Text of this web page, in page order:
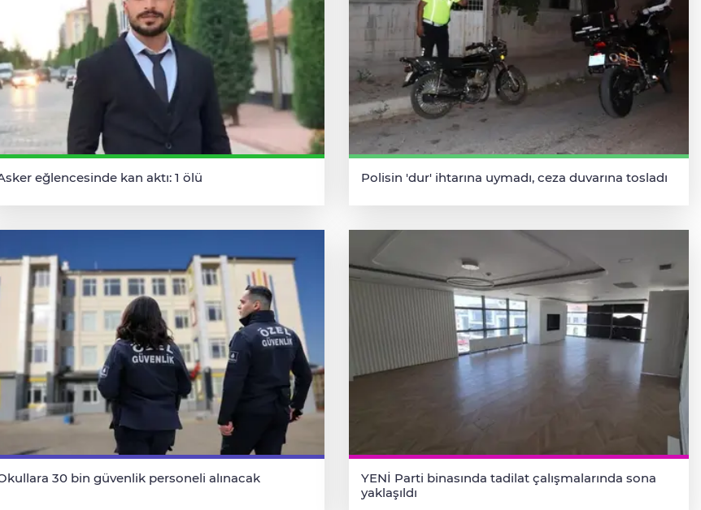
eğlencesinde kan aktı: 1 ölü Polisin 'dur' ihtarına uymadı, ceza duvarına tosladı
30 bin güvenlik personeli alınacak
YENİ Parti binasında tadilat çalışmalarında sona
yaklaşıldı